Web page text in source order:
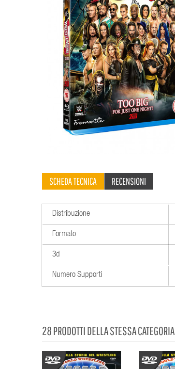
SCHEDA TECNICA RECENSIONI
Distribuzione
Formato
3d
Numero Supporti
28 PRODOTTI DELLA STESSA CATEGORIA